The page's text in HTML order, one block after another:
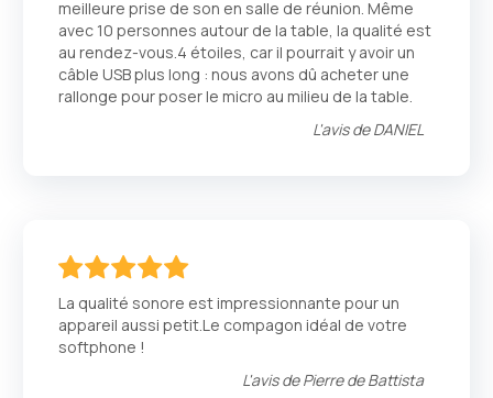
meilleure prise de son en salle de réunion. Même
avec 10 personnes autour de la table, la qualité est
au rendez-vous.4 étoiles, car il pourrait y avoir un
câble USB plus long : nous avons dû acheter une
rallonge pour poser le micro au milieu de la table.
L'avis deDANIEL
La qualité sonore est impressionnante pour un
appareil aussi petit.Le compagon idéal de votre
softphone !
L'avis dePierre de Battista